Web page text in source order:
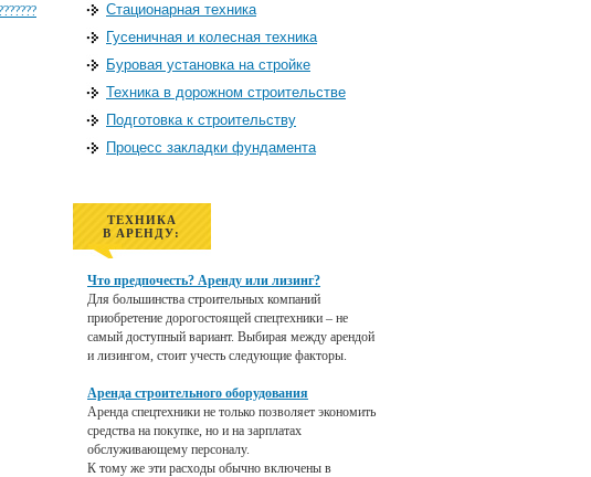
Стационарная техника
Гусеничная и колесная техника
Буровая установка на стройке
Техника в дорожном строительстве
Подготовка к строительству
Процесс закладки фундамента
ТЕХНИКА
В АРЕНДУ:
Что предпочесть? Аренду или лизинг?
Для большинства строительных компаний
приобретение дорогостоящей спецтехники – не
самый доступный вариант. Выбирая между арендой
и лизингом, стоит учесть следующие факторы.
Аренда строительного оборудования
Аренда спецтехники не только позволяет экономить
средства на покупке, но и на зарплатах
обслуживающему персоналу.
К тому же эти расходы обычно включены в